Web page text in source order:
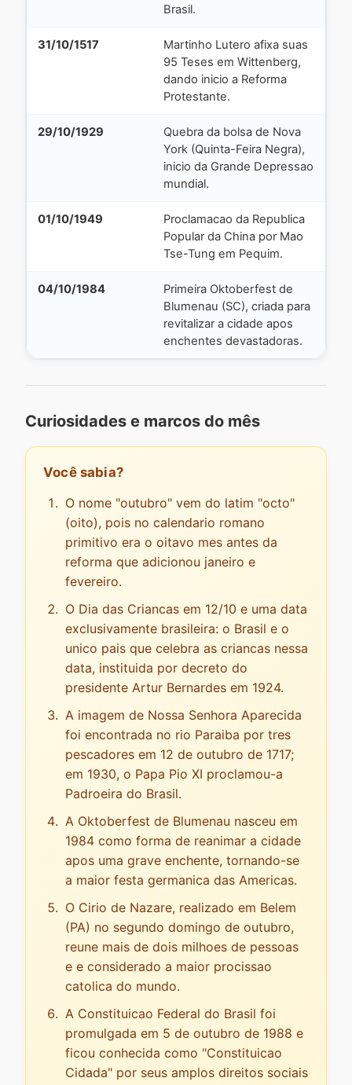
Brasil.
31/10/1517
Martinho Lutero afixa suas
95 Teses em Wittenberg,
dando inicio a Reforma
Protestante.
29/10/1929
Quebra da bolsa de Nova
York (Quinta-Feira Negra),
inicio da Grande Depressao
mundial.
01/10/1949
Proclamacao da Republica
Popular da China por Mao
Tse-Tung em Pequim.
04/10/1984
Primeira Oktoberfest de
Blumenau (SC), criada para
revitalizar a cidade apos
enchentes devastadoras.
Curiosidades e marcos do mês
Você sabia?
O nome "outubro" vem do latim "octo"
(oito), pois no calendario romano
primitivo era o oitavo mes antes da
reforma que adicionou janeiro e
fevereiro.
O Dia das Criancas em 12/10 e uma data
exclusivamente brasileira: o Brasil e o
unico pais que celebra as criancas nessa
data, instituida por decreto do
presidente Artur Bernardes em 1924.
A imagem de Nossa Senhora Aparecida
foi encontrada no rio Paraiba por tres
pescadores em 12 de outubro de 1717;
em 1930, o Papa Pio XI proclamou-a
Padroeira do Brasil.
A Oktoberfest de Blumenau nasceu em
1984 como forma de reanimar a cidade
apos uma grave enchente, tornando-se
a maior festa germanica das Americas.
O Cirio de Nazare, realizado em Belem
(PA) no segundo domingo de outubro,
reune mais de dois milhoes de pessoas
e e considerado a maior procissao
catolica do mundo.
A Constituicao Federal do Brasil foi
promulgada em 5 de outubro de 1988 e
ficou conhecida como "Constituicao
Cidada" por seus amplos direitos sociais